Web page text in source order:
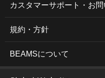
カスタマーサポート・お
規約・方針
BEAMSについて